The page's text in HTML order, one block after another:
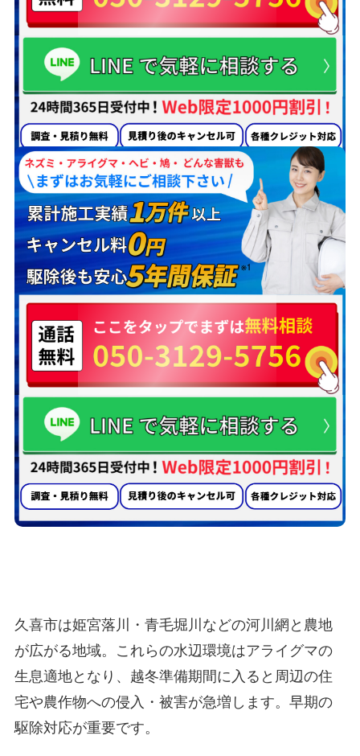
久喜市は姫宮落川・青毛堀川などの河川網と農地
が広がる地域。これらの水辺環境はアライグマの
生息適地となり、越冬準備期間に入ると周辺の住
宅や農作物への侵入・被害が急増します。早期の
駆除対応が重要です。